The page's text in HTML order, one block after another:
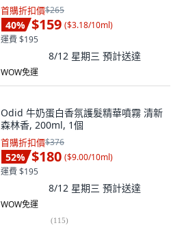
首購折扣價$265
40% $159 ($3.18/10ml)
運費 $195
8/12 星期三 預計送達
WOW免運
Odid 牛奶蛋白香氛護髮精華噴霧 清新
森林香, 200ml, 1個
首購折扣價$376
52% $180 ($9.00/10ml)
運費 $195
8/12 星期三 預計送達
WOW免運
(115)